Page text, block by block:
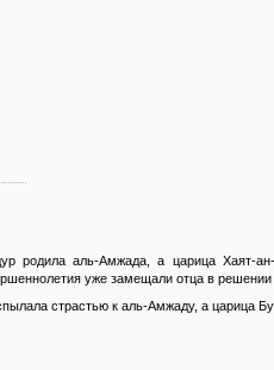
родила аль-Амжада, а царица Хаят-
уже замещали отца в решении
страстью к аль-Амжаду, а царица